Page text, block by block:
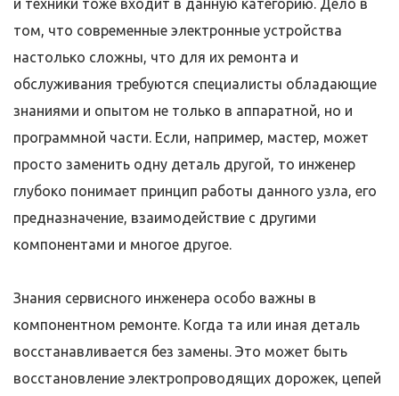
и техники тоже входит в данную категорию. Дело в
том, что современные электронные устройства
настолько сложны, что для их ремонта и
обслуживания требуются специалисты обладающие
знаниями и опытом не только в аппаратной, но и
программной части. Если, например, мастер, может
просто заменить одну деталь другой, то инженер
глубоко понимает принцип работы данного узла, его
предназначение, взаимодействие с другими
компонентами и многое другое.
Знания сервисного инженера особо важны в
компонентном ремонте. Когда та или иная деталь
восстанавливается без замены. Это может быть
восстановление электропроводящих дорожек, цепей